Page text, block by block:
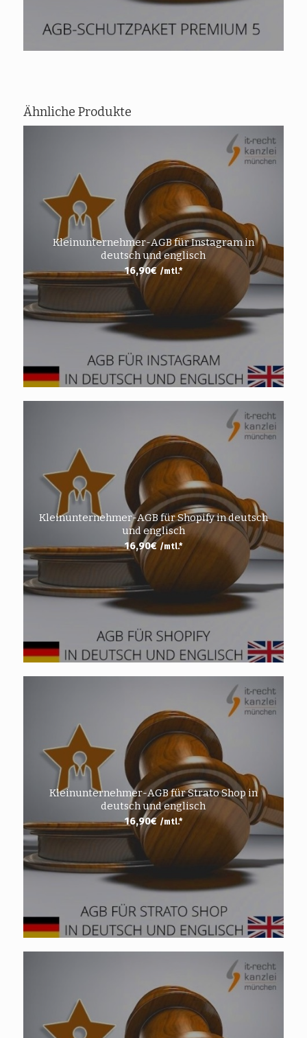
Ähnliche Produkte
Kleinunternehmer-AGB für Instagram in
deutsch und englisch
16,90€ /mtl.*
Kleinunternehmer-AGB für Shopify in deutsch
und englisch
16,90€ /mtl.*
Kleinunternehmer-AGB für Strato Shop in
deutsch und englisch
16,90€ /mtl.*